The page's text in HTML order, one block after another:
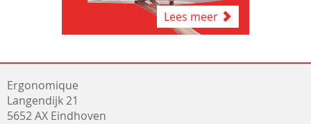
Lees meer
Ergonomique
Langendijk 21
5652 AX Eindhoven